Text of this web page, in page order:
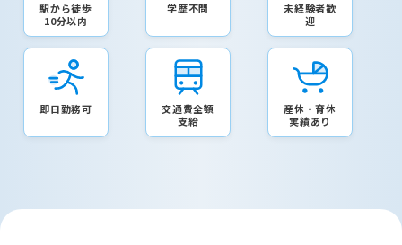
駅から徒歩
10分以内
学歴不問
未経験者歓
迎
即日勤務可
交通費全額
支給
産休・育休
実績あり